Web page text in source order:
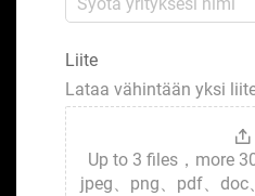
Liite
Lataa vähintään yksi
Up to 3 files，more
jpeg、png、pdf、doc